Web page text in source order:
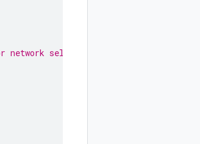
network selection